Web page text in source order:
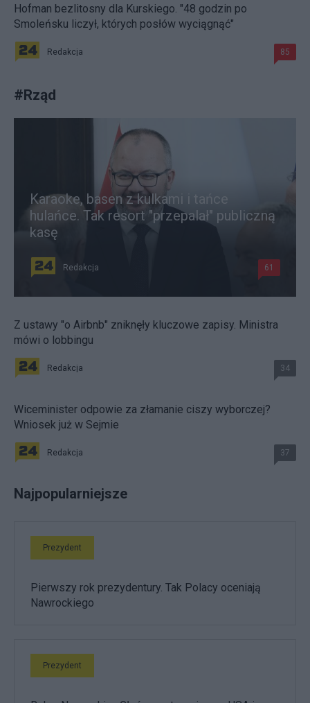
Hofman bezlitosny dla Kurskiego. "48 godzin po
Smoleńsku liczył, których posłów wyciągnąć"
Redakcja 85
#Rząd
Karaoke, basen z kulkami i tańce
hulańce. Tak resort "przepalał" publiczną
kasę
Redakcja 61
Z ustawy "o Airbnb" zniknęły kluczowe zapisy. Ministra
mówi o lobbingu
Redakcja 34
Wiceminister odpowie za złamanie ciszy wyborczej?
Wniosek już w Sejmie
Redakcja 37
Najpopularniejsze
Prezydent
Pierwszy rok prezydentury. Tak Polacy oceniają
Nawrockiego
Prezydent